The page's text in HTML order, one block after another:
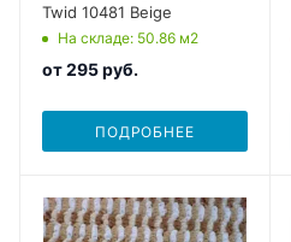
Twid 10481 Beige
На складе: 50.86 м2
от295 руб.
ПОДРОБНЕЕ